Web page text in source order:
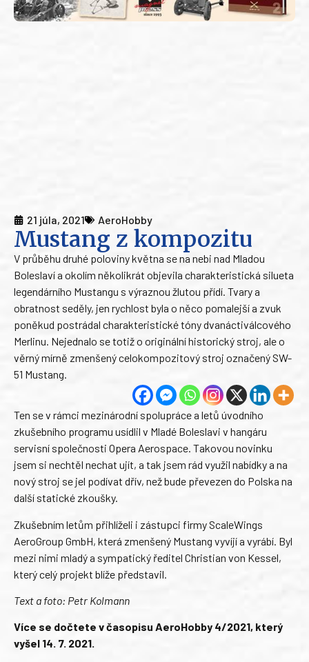
21 júla, 2021 AeroHobby
Mustang z kompozitu
V průběhu druhé poloviny května se na nebi nad Mladou
Boleslaví a okolím několikrát objevila charakteristická silueta
legendárního Mustangu s výraznou žlutou přídí. Tvary a
obratnost seděly, jen rychlost byla o něco pomalejší a zvuk
poněkud postrádal charakteristické tóny dvanáctiválcového
Merlinu. Nejednalo se totiž o originální historický stroj, ale o
věrný mírně zmenšený celokompozitový stroj označený SW-
51 Mustang.
Ten se v rámci mezinárodní spolupráce a letů úvodního
zkušebního programu usídlil v Mladé Boleslavi v hangáru
servisní společnosti Opera Aerospace. Takovou novinku
jsem si nechtěl nechat ujít, a tak jsem rád využil nabídky a na
nový stroj se jel podívat dřív, než bude převezen do Polska na
další statické zkoušky.
Zkušebním letům přihlíželi i zástupci firmy ScaleWings
AeroGroup GmbH, která zmenšený Mustang vyvíjí a vyrábí. Byl
mezi nimi mladý a sympatický ředitel Christian von Kessel,
který celý projekt blíže představil.
Text a foto: Petr Kolmann
Více se dočtete v časopisu AeroHobby 4/2021, který
vyšel 14. 7. 2021.